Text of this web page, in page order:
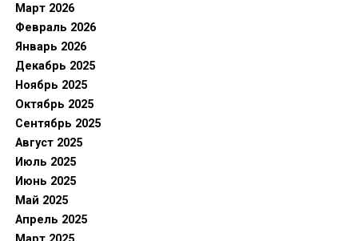
Март 2026
Февраль 2026
Январь 2026
Декабрь 2025
Ноябрь 2025
Октябрь 2025
Сентябрь 2025
Август 2025
Июль 2025
Июнь 2025
Май 2025
Апрель 2025